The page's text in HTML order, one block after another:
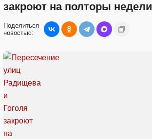
закроют на полторы недели
Поделиться
новостью: